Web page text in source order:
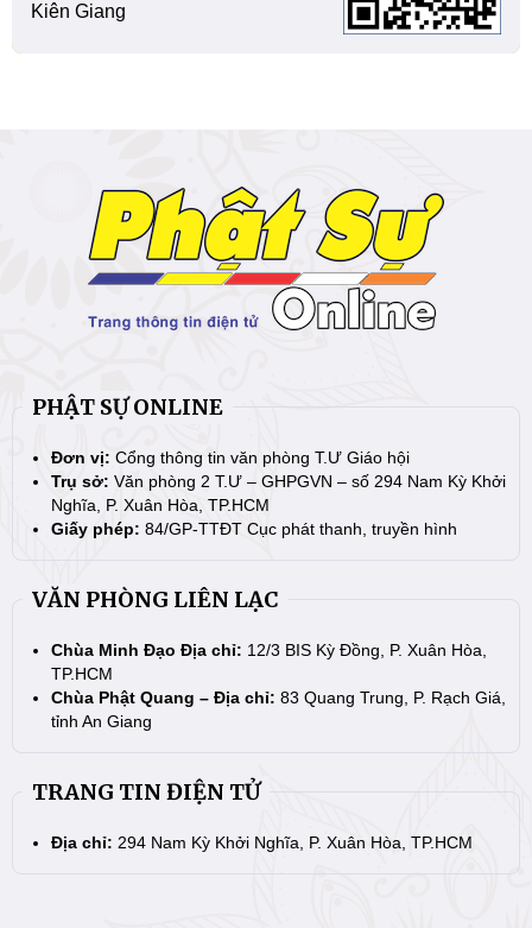
Kiên Giang
PHẬT SỰ ONLINE
Đơn vị: Cổng thông tin văn phòng T.Ư Giáo hội
Trụ sở: Văn phòng 2 T.Ư – GHPGVN – số 294 Nam Kỳ Khởi
Nghĩa, P. Xuân Hòa, TP.HCM
Giấy phép: 84/GP-TTĐT Cục phát thanh, truyền hình
VĂN PHÒNG LIÊN LẠC
Chùa Minh Đạo Địa chỉ: 12/3 BIS Kỳ Đồng, P. Xuân Hòa,
TP.HCM
Chùa Phật Quang – Địa chỉ: 83 Quang Trung, P. Rạch Giá,
tỉnh An Giang
TRANG TIN ĐIỆN TỬ
Địa chỉ: 294 Nam Kỳ Khởi Nghĩa, P. Xuân Hòa, TP.HCM